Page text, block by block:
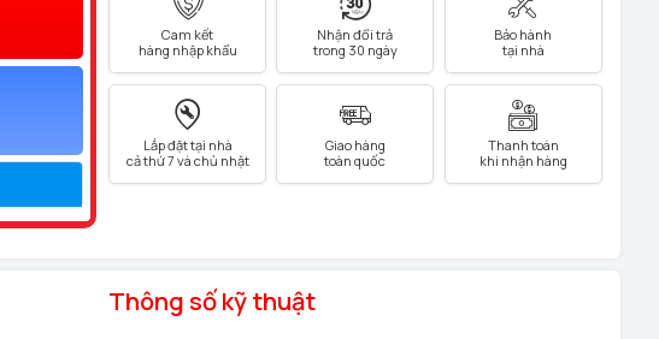
Cam kết
hàng nhập khẩu
Nhận đổi trả
trong 30 ngày
Bảo hành
tại nhà
Lắp đặt tại nhà
cả thứ 7 và chủ nhật
Giao hàng
toàn quốc
Thanh toán
khi nhận hàng
Thông số kỹ thuật